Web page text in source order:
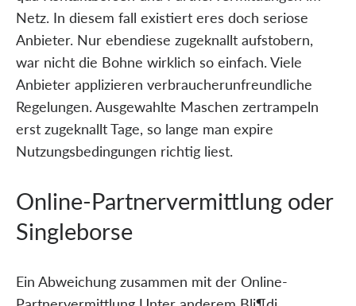
Netz. In diesem fall existiert eres doch seriose
Anbieter. Nur ebendiese zugeknallt aufstobern,
war nicht die Bohne wirklich so einfach. Viele
Anbieter applizieren verbraucherunfreundliche
Regelungen. Ausgewahlte Maschen zertrampeln
erst zugeknallt Tage, so lange man expire
Nutzungsbedingungen richtig liest.
Online-Partnervermittlung oder
Singleborse
Ein Abweichung zusammen mit der Online-